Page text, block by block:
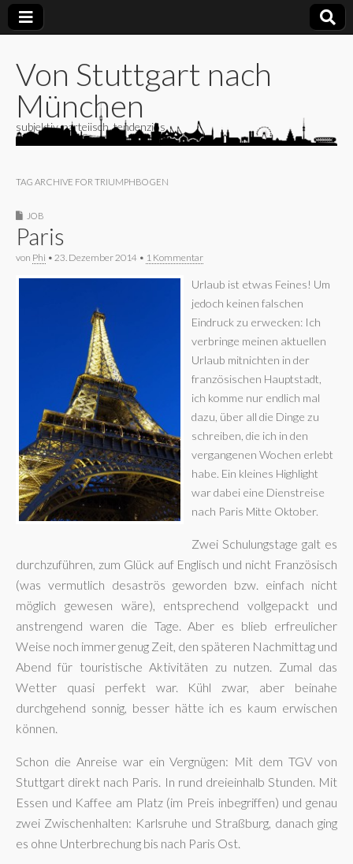
Von Stuttgart nach
München
subjektiv, parteiisch, tendenziös
TAG ARCHIVE FOR TRIUMPHBOGEN
JOB
Paris
von Phi • 23. Dezember 2014 • 1 Kommentar
Urlaub ist etwas Feines! Um
jedoch keinen falschen
Eindruck zu erwecken: Ich
verbringe meinen aktuellen
Urlaub mitnichten in der
französischen Hauptstadt,
ich komme nur endlich mal
dazu, über all die Dinge zu
schreiben, die ich in den
vergangenen Wochen erlebt
habe. Ein kleines Highlight
war dabei eine Dienstreise
nach Paris Mitte Oktober.
Zwei Schulungstage galt es
durchzuführen, zum Glück auf Englisch und nicht Französisch
(was vermutlich desaströs geworden bzw. einfach nicht
möglich gewesen wäre), entsprechend vollgepackt und
anstrengend waren die Tage. Aber es blieb erfreulicher
Weise noch immer genug Zeit, den späteren Nachmittag und
Abend für touristische Aktivitäten zu nutzen. Zumal das
Wetter quasi perfekt war. Kühl zwar, aber beinahe
durchgehend sonnig, besser hätte ich es kaum erwischen
können.
Schon die Anreise war ein Vergnügen: Mit dem TGV von
Stuttgart direkt nach Paris. In rund dreieinhalb Stunden. Mit
Essen und Kaffee am Platz (im Preis inbegriffen) und genau
zwei Zwischenhalten: Karlsruhe und Straßburg, danach ging
es ohne Unterbrechung bis nach Paris Ost.